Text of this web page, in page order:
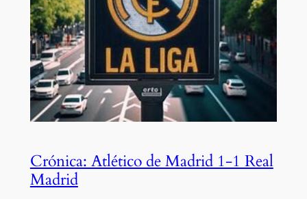
Crónica: Atlético de Madrid 1-1 Real
Madrid